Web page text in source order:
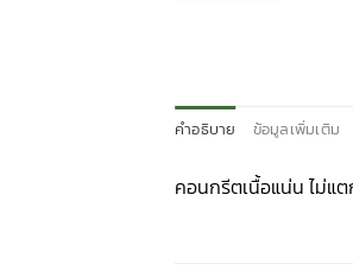
คำอธิบาย ข้อมูลเพิ่มเติม
คอนกรีตเนื้อแน่น ไม่แ